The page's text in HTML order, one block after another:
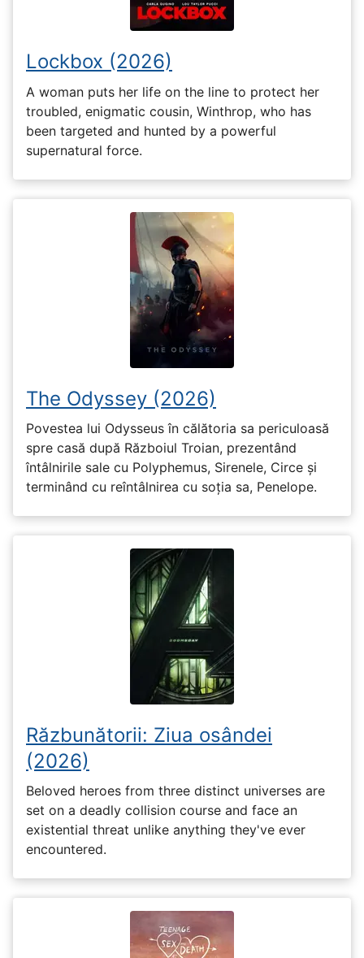
Lockbox (2026)
A woman puts her life on the line to protect her
troubled, enigmatic cousin, Winthrop, who has
been targeted and hunted by a powerful
supernatural force.
The Odyssey (2026)
Povestea lui Odysseus în călătoria sa periculoasă
spre casă după Războiul Troian, prezentând
întâlnirile sale cu Polyphemus, Sirenele, Circe și
terminând cu reîntâlnirea cu soția sa, Penelope.
Răzbunătorii: Ziua osândei
(2026)
Beloved heroes from three distinct universes are
set on a deadly collision course and face an
existential threat unlike anything they've ever
encountered.